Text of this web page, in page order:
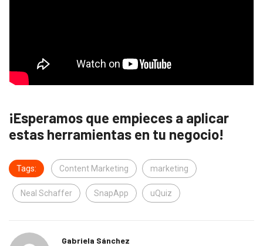
¡Esperamos que empieces a aplicar
estas herramientas en tu negocio!
Tags: Content Marketing marketing
Neal Schaffer SnapApp uQuiz
Gabriela Sánchez